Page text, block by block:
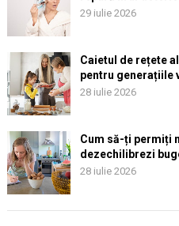
29 iulie 2026
Caietul de rețete
pentru generațiile
28 iulie 2026
Cum să-ți permiți
dezechilibrezi
28 iulie 2026